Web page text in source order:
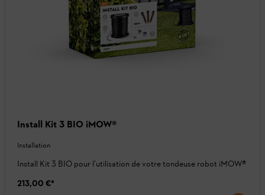
Install Kit 3 BIO iMOW®
Installation
Install Kit 3 BIO pour l’utilisation de votre tondeuse robot iMOW®
213,00 €*